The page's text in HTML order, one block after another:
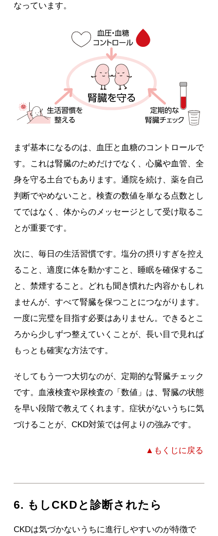
なっています。
まず基本になるのは、血圧と血糖のコントロールで
す。これは腎臓のためだけでなく、心臓や血管、全
身を守る土台でもあります。通院を続け、薬を自己
判断でやめないこと。検査の数値を単なる点数とし
てではなく、体からのメッセージとして受け取るこ
とが重要です。
次に、毎日の生活習慣です。塩分の摂りすぎを控え
ること、適度に体を動かすこと、睡眠を確保するこ
と、禁煙すること。どれも聞き慣れた内容かもしれ
ませんが、すべて腎臓を保つことにつながります。
一度に完璧を目指す必要はありません。できるとこ
ろから少しずつ整えていくことが、長い目で見れば
もっとも確実な方法です。
そしてもう一つ大切なのが、定期的な腎臓チェック
です。血液検査や尿検査の「数値」は、腎臓の状態
を早い段階で教えてくれます。症状がないうちに気
づけることが、CKD対策では何よりの強みです。
▲もくじに戻る
6. もしCKDと診断されたら
CKDは気づかないうちに進行しやすいのが特徴で